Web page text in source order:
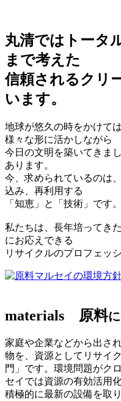
丸清ではトータ
まで考えた
信頼されるクリ
います。
地球が悠久の時をかけて
様々な形に活かしながら
今日の文明を築いてきま
あります。
今、求められているのは
込み、再利用する
「知恵」と「技術」です。
私たちは、長年培ってき
にお応えできる
リサイクルのプロフェッ
マルセイの環境方
materials 原料
家庭や企業などから出さ
物を、資源としてリサイ
門」です。環境問題がク
セイでは資源の有効活用
積極的に最新の設備を取